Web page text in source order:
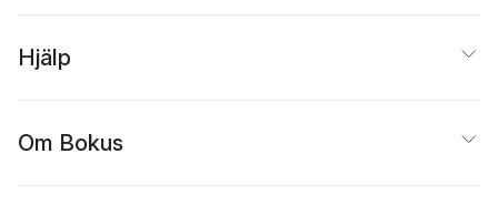
Hjälp
Om Bokus